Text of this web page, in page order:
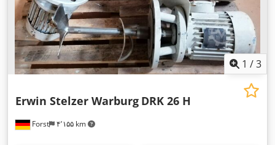
1 /3
Forst ۴٬۱۵۵ km
Erwin Stelzer Warburg DRK 26 H